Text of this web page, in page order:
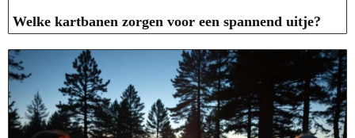
Welke kartbanen zorgen voor een spannend uitje?